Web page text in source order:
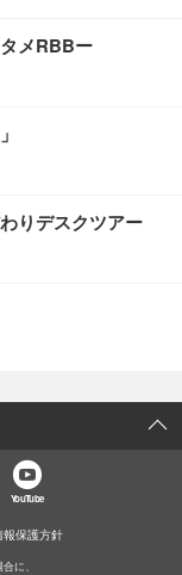
メRBBー
りデスクツアー
YouTube
報保護方針
に、